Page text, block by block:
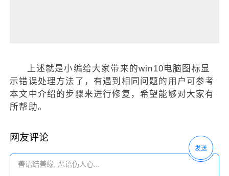
上述就是小编给大家带来的win10电脑图标显
示错误处理方法了，有遇到相同问题的用户可参考
本文中介绍的步骤来进行修复，希望能够对大家有
所帮助。
网友评论
发送